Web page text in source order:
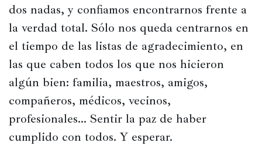
dos nadas, y confiamos encontrarnos frente a
la verdad total. Sólo nos queda centrarnos en
el tiempo de las listas de agradecimiento, en
las que caben todos los que nos hicieron
algún bien: familia, maestros, amigos,
compañeros, médicos, vecinos,
profesionales… Sentir la paz de haber
cumplido con todos. Y esperar.